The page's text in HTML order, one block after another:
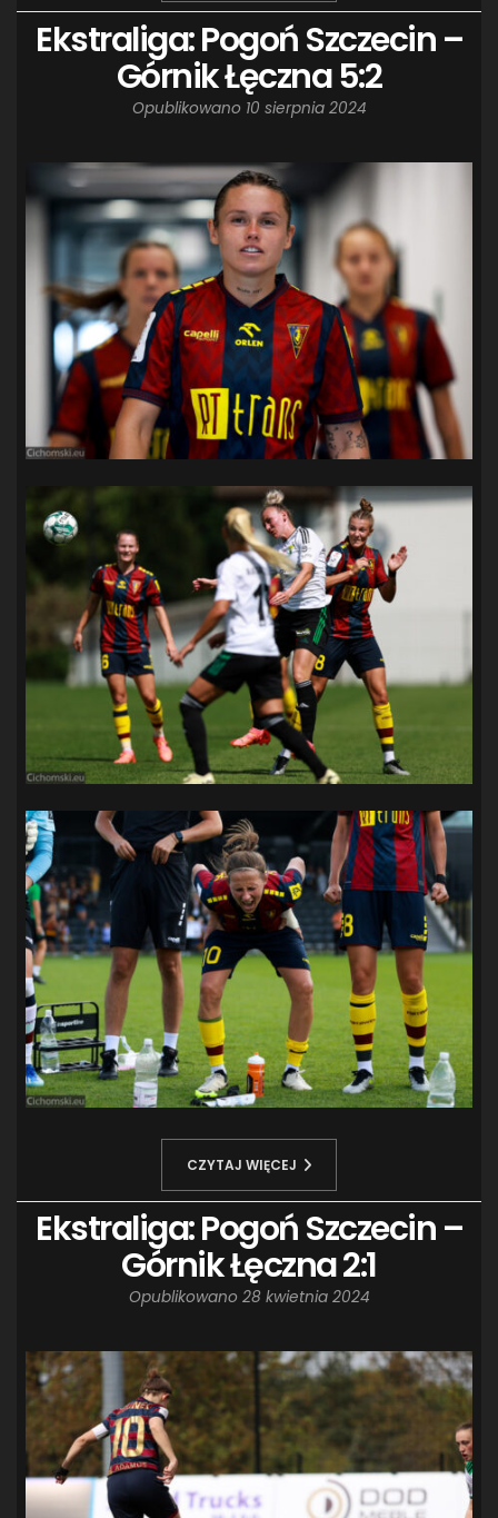
Ekstraliga: Pogoń Szczecin –
Górnik Łęczna 5:2
Opublikowano 10 sierpnia 2024
CZYTAJ WIĘCEJ
Ekstraliga: Pogoń Szczecin –
Górnik Łęczna 2:1
Opublikowano 28 kwietnia 2024